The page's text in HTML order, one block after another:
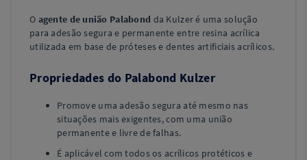
O agente de união Palabond da Kulzer é uma solução
para adesão segura e permanente entre resina acrílica
utilizada em base de próteses e dentes artificiais acrílicos.
Propriedades do Palabond Kulzer
Promove uma adesão segura até mesmo nas
situações mais exigentes, com uma união
permanente e livre de falhas.
É aplicável com todos os acrílicos protéticos e